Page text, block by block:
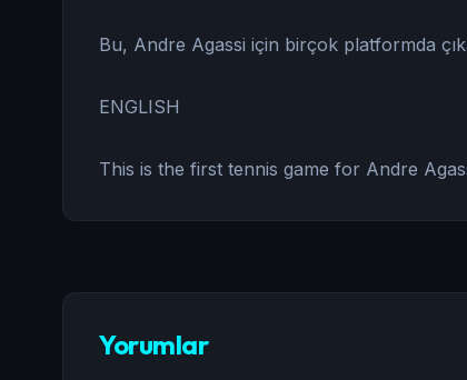
Bu, Andre Agassi için birçok platformda
ENGLISH
This is the first tennis game for Andre
Yorumlar